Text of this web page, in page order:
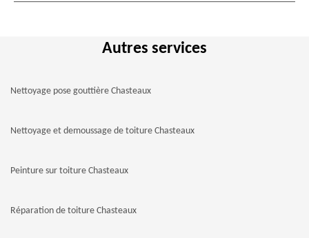
Autres services
Nettoyage pose gouttière Chasteaux
Nettoyage et demoussage de toiture Chasteaux
Peinture sur toiture Chasteaux
Réparation de toiture Chasteaux